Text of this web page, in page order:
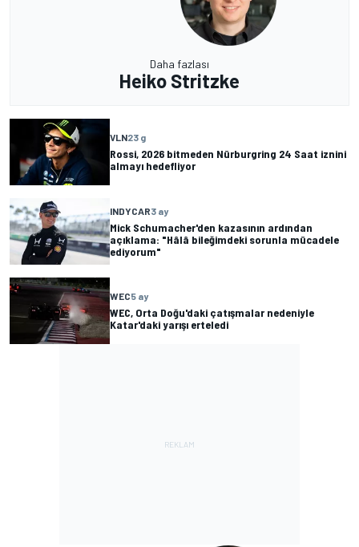
Daha fazlası
Heiko Stritzke
VLN23 g
Rossi, 2026 bitmeden Nürburgring 24 Saat iznini
almayı hedefliyor
INDYCAR3 ay
Mick Schumacher'den kazasının ardından
açıklama: "Hâlâ bileğimdeki sorunla mücadele
ediyorum"
WEC5 ay
WEC, Orta Doğu'daki çatışmalar nedeniyle
Katar'daki yarışı erteledi